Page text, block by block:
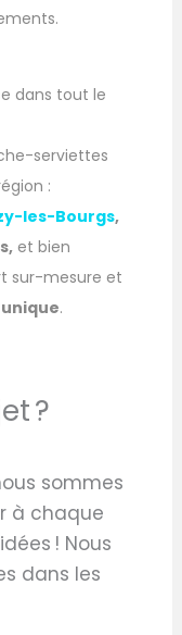
dans tout le
serviettes
:
les-Bourgs,
et bien
sur-mesure et
.
?
sommes
à chaque
! Nous
dans les